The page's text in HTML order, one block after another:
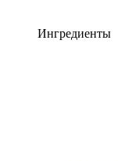
Ингредиенты